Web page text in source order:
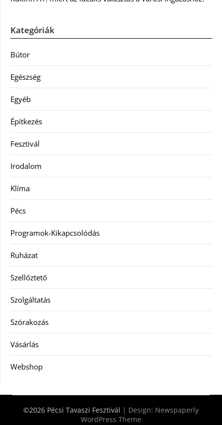
Kategóriák
Bútor
Egészség
Egyéb
Építkezés
Fesztivál
Irodalom
Klíma
Pécs
Programok-Kikapcsolódás
Ruházat
Szellőztető
Szolgáltatás
Szórakozás
Vásárlás
Webshop
©2026 Pécsi Tavaszi Fesztivál | Design: Newspaperly
WordPress Theme